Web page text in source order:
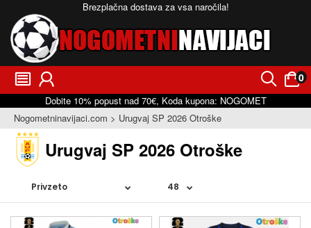
Brezplačna dostava za vsa naročila!
󰂩 󰃳 󰂨 0
󰃠
Dobite 10% popust nad 70€, Koda kupona: NOGOMET
Nogometninavijaci.com
Urugvaj SP 2026 Otroške
Urugvaj SP 2026 Otroške